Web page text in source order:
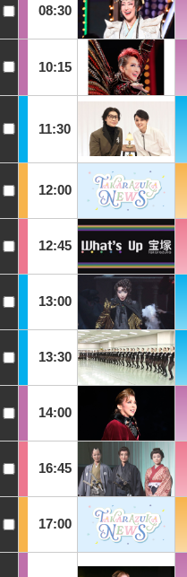
08:30
10:15
11:30
12:00
12:45
13:00
13:30
14:00
16:45
17:00